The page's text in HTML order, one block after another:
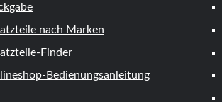
nach Marken
Finder
Bedienungsanleitung